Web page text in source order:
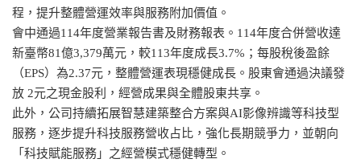
程，提升整體營運效率與服務附加價值。
會中通過114年度營業報告書及財務報表。114年度合併營收達
新臺幣81億3,379萬元，較113年度成長3.7%；每股稅後盈餘
（EPS）為2.37元，整體營運表現穩健成長。股東會通過決議發
放 2元之現金股利，經營成果與全體股東共享。
此外，公司持續拓展智慧建築整合方案與AI影像辨識等科技型
服務，逐步提升科技服務營收占比，強化長期競爭力，並朝向
「科技賦能服務」之經營模式穩健轉型。